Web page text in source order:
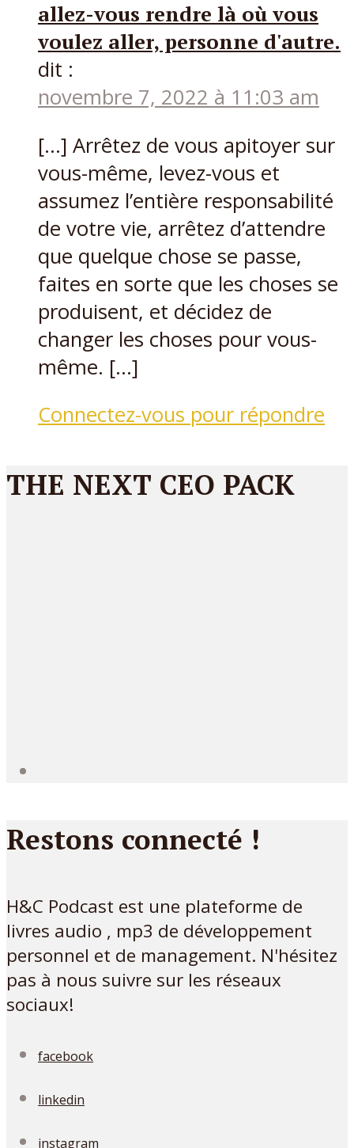
allez-vous rendre là où vous
voulez aller, personne d'autre.
dit :
novembre 7, 2022 à 11:03 am
[…] Arrêtez de vous apitoyer sur
vous-même, levez-vous et
assumez l’entière responsabilité
de votre vie, arrêtez d’attendre
que quelque chose se passe,
faites en sorte que les choses se
produisent, et décidez de
changer les choses pour vous-
même. […]
Connectez-vous pour répondre
THE NEXT CEO PACK
Restons connecté !
H&C Podcast est une plateforme de
livres audio , mp3 de développement
personnel et de management. N'hésitez
pas à nous suivre sur les réseaux
sociaux!
facebook
linkedin
instagram